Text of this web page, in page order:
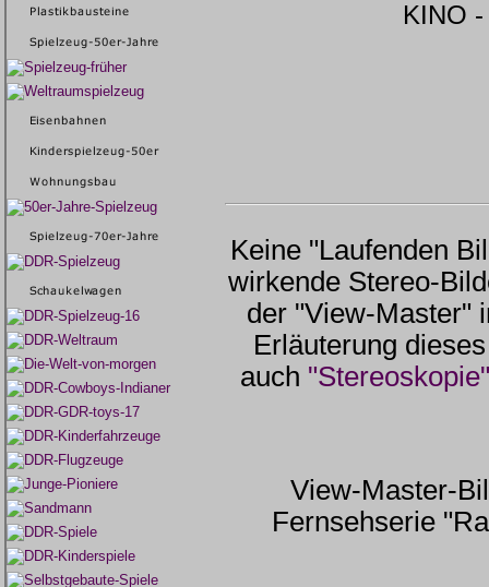
KINO
Keine "Laufenden
wirkende Stereo-
der "View-Master"
Erläuterung
auch
View-Master-
Fernsehserie